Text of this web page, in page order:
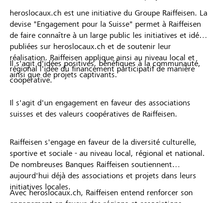
heroslocaux.ch est une initiative du Groupe Raiffeisen. La
devise "Engagement pour la Suisse" permet à Raiffeisen
de faire connaître à un large public les initiatives et idées
publiées sur heroslocaux.ch et de soutenir leur
réalisation. Raiffeisen applique ainsi au niveau local et
régional l'idée du financement participatif de manière
coopérative.
Il s'agit d'idées positives, bénéfiques à la communauté,
ainsi que de projets captivants.
Il s'agit d'un engagement en faveur des associations
suisses et des valeurs coopératives de Raiffeisen.
Raiffeisen s'engage en faveur de la diversité culturelle,
sportive et sociale - au niveau local, régional et national.
De nombreuses Banques Raiffeisen soutiennent
aujourd'hui déjà des associations et projets dans leurs
initiatives locales.
Avec heroslocaux.ch, Raiffeisen entend renforcer son